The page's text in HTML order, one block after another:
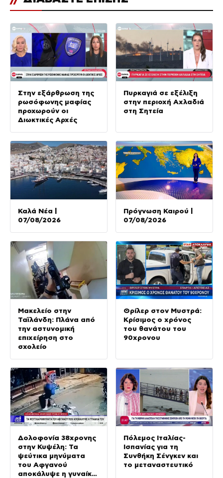
Στην εξάρθρωση της
ρωσόφωνης μαφίας
προχωρούν οι
Διωκτικές Αρχές
Πυρκαγιά σε εξέλιξη
στην περιοχή Αχλαδιά
στη Σητεία
Καλά Νέα |
07/08/2026
Πρόγνωση Καιρού |
07/08/2026
Μακελείο στην
Ταϊλάνδη: Πλάνα από
την αστυνομική
επιχείρηση στο
σχολείο
Θρίλερ στον Μυστρά:
Κρίσιμος ο χρόνος
του θανάτου του
90χρονου
Δολοφονία 38χρονης
στην Κυψέλη: Τα
ψεύτικα μηνύματα
του Αφγανού
αποκάλυψε η γυναίκα
Πόλεμος Ιταλίας-
Ισπανίας για τη
Συνθήκη Σένγκεν και
το μεταναστευτικό